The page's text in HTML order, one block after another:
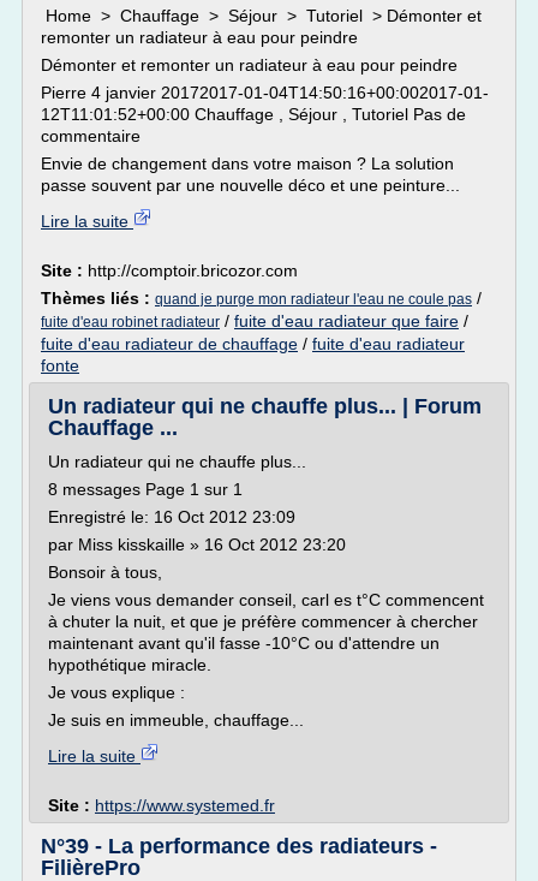
Home > Chauffage > Séjour > Tutoriel > Démonter et
remonter un radiateur à eau pour peindre
Démonter et remonter un radiateur à eau pour peindre
Pierre 4 janvier 20172017-01-04T14:50:16+00:002017-01-
12T11:01:52+00:00 Chauffage , Séjour , Tutoriel Pas de
commentaire
Envie de changement dans votre maison ? La solution
passe souvent par une nouvelle déco et une peinture...
Lire la suite
Site : http://comptoir.bricozor.com
Thèmes liés : quand je purge mon radiateur l'eau ne coule pas /
fuite d'eau robinet radiateur / fuite d'eau radiateur que faire /
fuite d'eau radiateur de chauffage / fuite d'eau radiateur
fonte
Un radiateur qui ne chauffe plus... | Forum
Chauffage ...
Un radiateur qui ne chauffe plus...
8 messages Page 1 sur 1
Enregistré le: 16 Oct 2012 23:09
par Miss kisskaille » 16 Oct 2012 23:20
Bonsoir à tous,
Je viens vous demander conseil, carl es t°C commencent
à chuter la nuit, et que je préfère commencer à chercher
maintenant avant qu'il fasse -10°C ou d'attendre un
hypothétique miracle.
Je vous explique :
Je suis en immeuble, chauffage...
Lire la suite
Site : https://www.systemed.fr
N°39 - La performance des radiateurs -
FilièrePro